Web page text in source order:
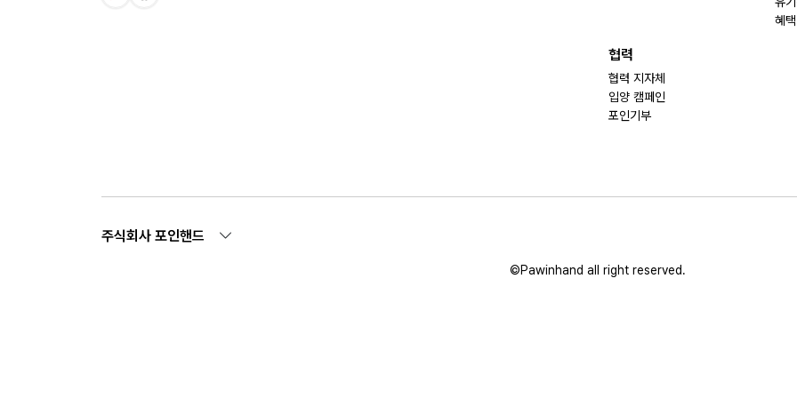
혜택
협력
협력 지자체
입양 캠페인
포인기부
주식회사 포인핸드
©Pawinhand all right reserved.